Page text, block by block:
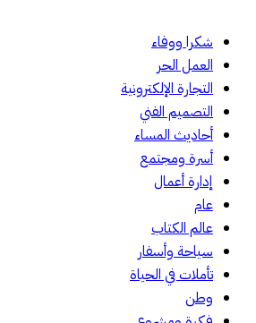
شكرا ووفاء
العمل الحر
التجارة الإلكترونية
التصميم الفني
أحاديث المساء
أسرة ومجتمع
إدارة أعمال
عام
عالم الكتاب
سياحة وأسفار
تأملات في الحياة
وطن